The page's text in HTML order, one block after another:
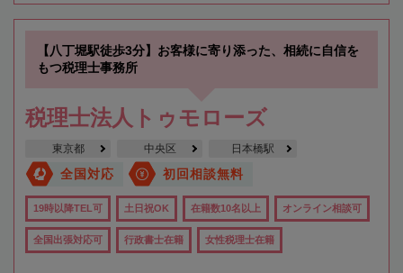
【八丁堀駅徒歩3分】お客様に寄り添った、相続に自信を
もつ税理士事務所
税理士法人トゥモローズ
東京都 中央区 日本橋駅
全国対応 初回相談無料
19時以降TEL可 土日祝OK 在籍数10名以上 オンライン相談可
全国出張対応可 行政書士在籍 女性税理士在籍